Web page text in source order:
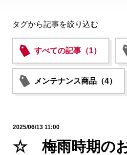
タグから記事を絞り込む
すべての記事（1）
メンテナンス商品（4）
2025/06/13 11:00
☆ 梅雨時期の